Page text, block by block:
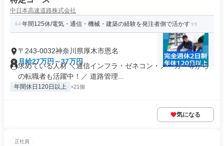
中日本高速道路株式会社
年間125休/電気・通信・機械・建築の経験を発注者側で活かす
〒243-0032神奈川県厚木市恩名
月給27万円～37万円
求めている人材 ＼通信インフラ・ゼネコン・メーカー等から
の転職者も活躍中！／ 道路管理...
年間休日120日以上 +21個
気になる
正社員